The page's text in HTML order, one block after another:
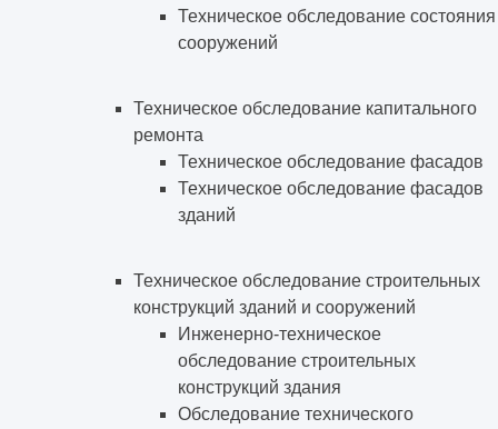
Техническое обследование состояния
сооружений
Техническое обследование капитального
ремонта
Техническое обследование фасадов
Техническое обследование фасадов
зданий
Техническое обследование строительных
конструкций зданий и сооружений
Инженерно-техническое
обследование строительных
конструкций здания
Обследование технического